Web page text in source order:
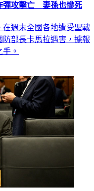
彈攻擊亡 妻孫也慘死
在週末全國各地遭受聖戰
部長卡馬拉遇害，據報
。